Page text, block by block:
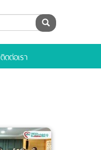
ค้นหา
ติดต่อเรา